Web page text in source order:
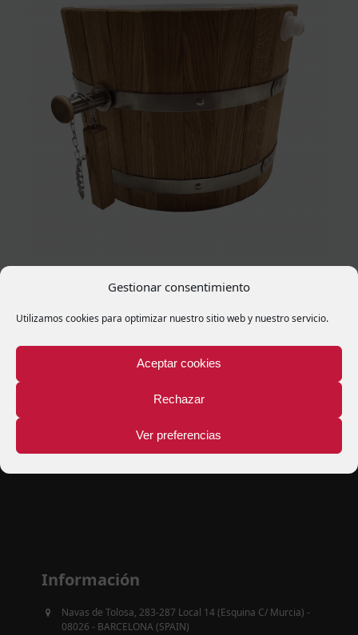
Gestionar consentimiento
Utilizamos cookies para optimizar nuestro sitio web y nuestro servicio.
Aceptar cookies
Rechazar
Ver preferencias
Ducha Cubo: Ducha fría revitalizante
Información
Navas de Tolosa, 283-287 Local 14 (Esquina C/ Murcia) -
08026 - BARCELONA (SPAIN)